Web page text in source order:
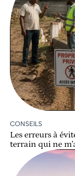
CONSEILS
Les erreurs à
terrain qui ne